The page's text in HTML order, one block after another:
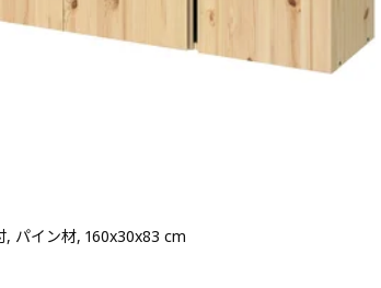
, パイン材, 160x30x83 cm